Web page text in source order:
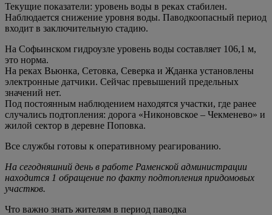
Текущие показатели: уровень воды в реках стабилен.
Наблюдается снижение уровня воды. Паводкоопасный период
входит в заключительную стадию.
На Софьинском гидроузле уровень воды составляет 106,1 м,
это норма.
На реках Вьюнка, Сетовка, Северка и Жданка установлены
электронные датчики. Сейчас превышений предельных
значений нет.
Под постоянным наблюдением находятся участки, где ранее
случались подтопления: дорога «Никоновское – Чекменево» и
жилой сектор в деревне Поповка.
Все службы готовы к оперативному реагированию.
На сегодняшний день в работе Раменской администрации
находится 1 обращение по факту подтопления придомовых
участков.
Что важно знать жителям в период паводка